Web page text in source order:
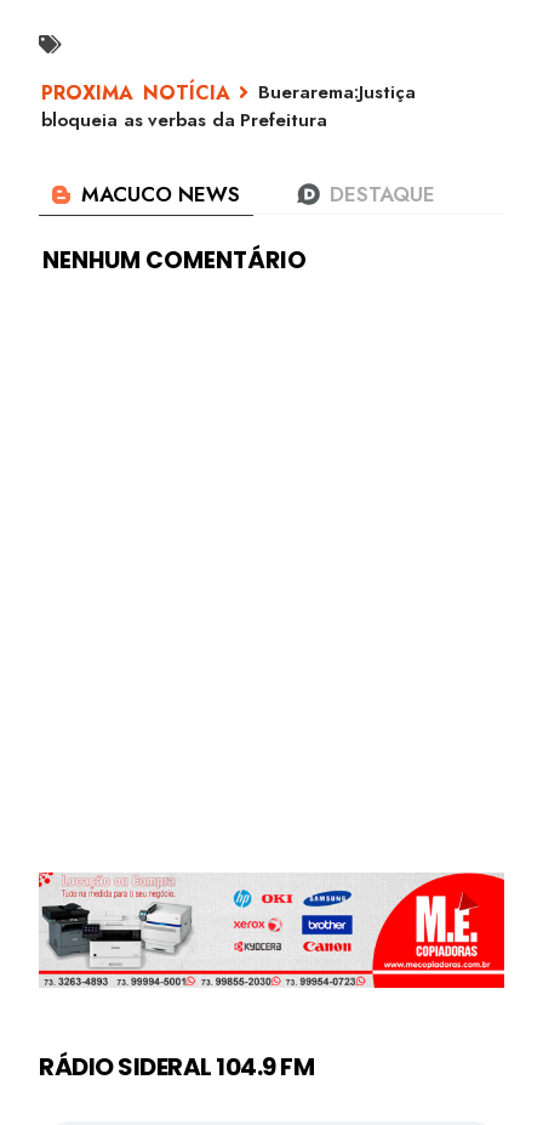
Buerarema:Justiça
bloqueia as verbas da Prefeitura
NENHUM COMENTÁRIO
RÁDIO SIDERAL 104.9 FM